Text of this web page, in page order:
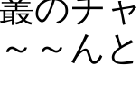
叢のチ
～ん